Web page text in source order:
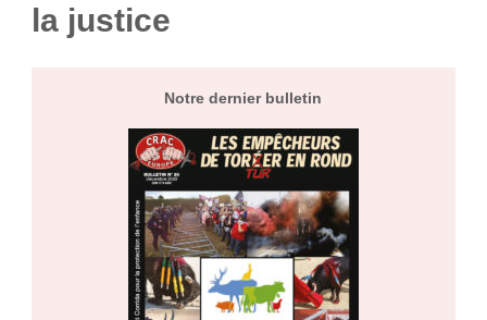
la justice
Notre dernier bulletin